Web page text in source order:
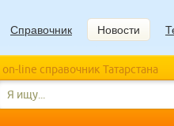
Справочник Новости
on-line справочник Татарстана